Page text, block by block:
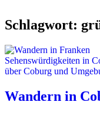
Schlagwort:
Sehenswürdigkeiten in
über Coburg und
Wandern in